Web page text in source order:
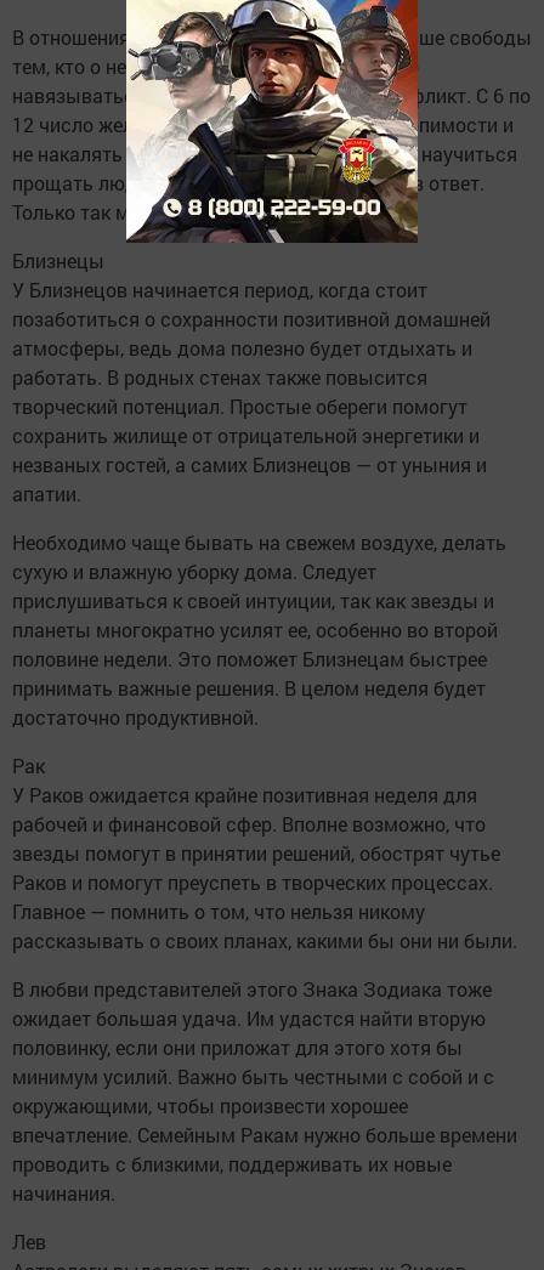
В отношениях с любимыми стоит дать больше свободы
тем, кто о ней просит. Если слишком сильно
навязываться, можно спровоцировать конфликт. С 6 по
12 число желательно проявлять больше терпимости и
не накалять обстановку по мелочам. Нужно научиться
прощать людей и признавать свои ошибки в ответ.
Только так можно привлечь счастье.
Близнецы
У Близнецов начинается период, когда стоит
позаботиться о сохранности позитивной домашней
атмосферы, ведь дома полезно будет отдыхать и
работать. В родных стенах также повысится
творческий потенциал. Простые обереги помогут
сохранить жилище от отрицательной энергетики и
незваных гостей, а самих Близнецов — от уныния и
апатии.
Необходимо чаще бывать на свежем воздухе, делать
сухую и влажную уборку дома. Следует
прислушиваться к своей интуиции, так как звезды и
планеты многократно усилят ее, особенно во второй
половине недели. Это поможет Близнецам быстрее
принимать важные решения. В целом неделя будет
достаточно продуктивной.
Рак
У Раков ожидается крайне позитивная неделя для
рабочей и финансовой сфер. Вполне возможно, что
звезды помогут в принятии решений, обострят чутье
Раков и помогут преуспеть в творческих процессах.
Главное — помнить о том, что нельзя никому
рассказывать о своих планах, какими бы они ни были.
В любви представителей этого Знака Зодиака тоже
ожидает большая удача. Им удастся найти вторую
половинку, если они приложат для этого хотя бы
минимум усилий. Важно быть честными с собой и с
окружающими, чтобы произвести хорошее
впечатление. Семейным Ракам нужно больше времени
проводить с близкими, поддерживать их новые
начинания.
Лев